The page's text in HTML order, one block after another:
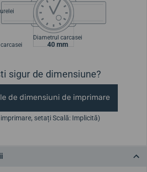
Diametrul carcasei
40 mm
sigur de dimensiune?
de dimensiuni de imprimare
setați Scală: Implicită)